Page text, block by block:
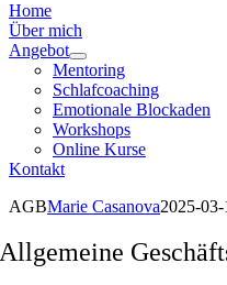
Home
Über mich
Angebot
Mentoring
Schlafcoaching
Emotionale Blockaden
Workshops
Online Kurse
Kontakt
AGBMarie Casanova2025-
Allgemeine